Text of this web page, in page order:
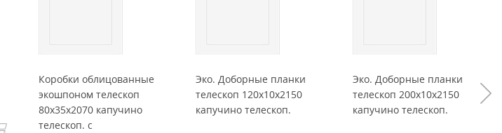
Коробки облицованные
экошпоном телескоп
80x35x2070 капучино
телескоп. с
Эко. Доборные планки
телескоп 120x10x2150
капучино телескоп.
Эко. Доборные планки
телескоп 200x10x2150
капучино телескоп.